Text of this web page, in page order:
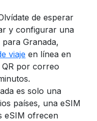
de esperar
y configurar una
Granada,
viaje en línea en
por correo
es solo una
países, una eSIM
eSIM ofrecen